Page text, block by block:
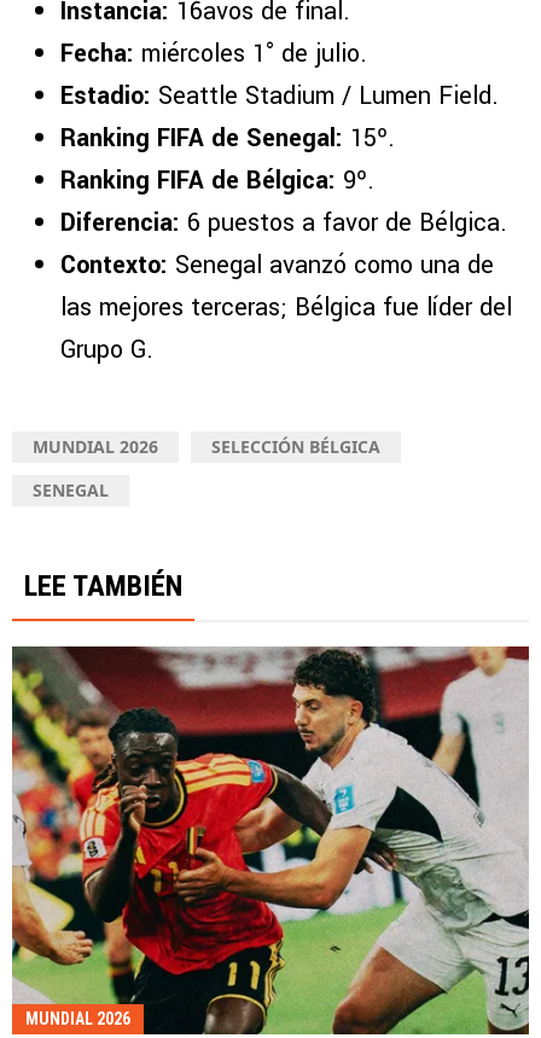
Instancia: 16avos de final.
Fecha: miércoles 1° de julio.
Estadio: Seattle Stadium / Lumen Field.
Ranking FIFA de Senegal: 15º.
Ranking FIFA de Bélgica: 9º.
Diferencia: 6 puestos a favor de Bélgica.
Contexto: Senegal avanzó como una de
las mejores terceras; Bélgica fue líder del
Grupo G.
MUNDIAL 2026
SELECCIÓN BÉLGICA
SENEGAL
LEE TAMBIÉN
MUNDIAL 2026